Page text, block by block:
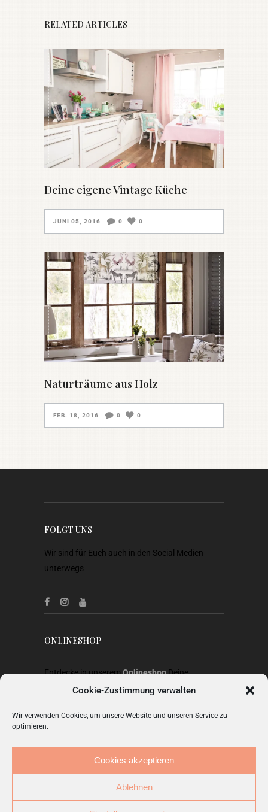
Cookie-Zustimmung verwalten
Wir verwenden Cookies, um unsere Website und unseren Service zu
optimieren.
Cookies akzeptieren
Ablehnen
RELATED ARTICLES
Deine eigene Vintage Küche
JUNI 05, 2016 0 0
Naturträume aus Holz
FEB. 18, 2016 0 0
FOLGT UNS
Wir sind für Euch auch in den Social Medien
unterwegs
ONLINESHOP
Entdecke in unseremOnlineshopDeine
Lieblingsstücke aus Heimtextilien, Gardinen,
Mode.